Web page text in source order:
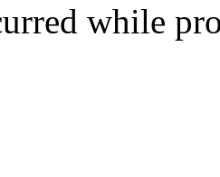
while